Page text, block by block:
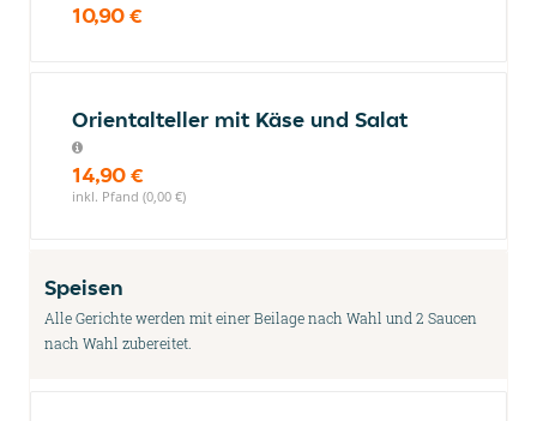
10,90 €
Orientalteller mit Käse und Salat
14,90 €
inkl. Pfand (0,00 €)
Speisen
Alle Gerichte werden mit einer Beilage nach Wahl und 2 Saucen
nach Wahl zubereitet.